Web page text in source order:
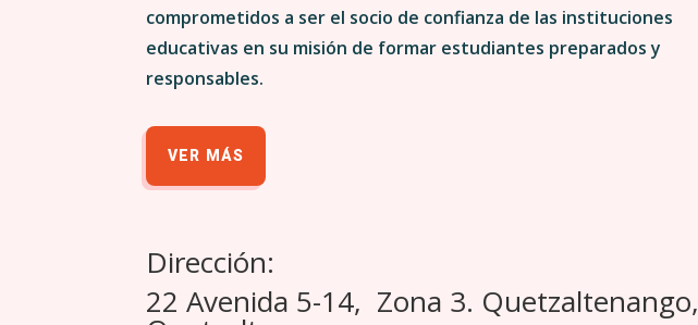
comprometidos a ser el socio de confianza de las instituciones
educativas en su misión de formar estudiantes preparados y
responsables.
VER MÁS
Dirección:
22 Avenida 5-14, Zona 3. Quetzaltenango,